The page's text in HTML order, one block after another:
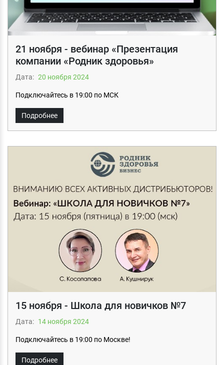
21 ноября - вебинар «Презентация
компании «Родник здоровья»
Дата: 20 ноября 2024
Подключайтесь в 19:00 по МСК
Подробнее
15 ноября - Школа для новичков №7
Дата: 14 ноября 2024
Подключайтесь в 19:00 по Москве!
Подробнее